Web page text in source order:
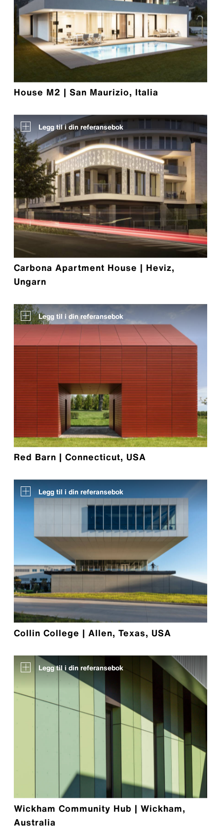
House M2 | San Maurizio, Italia
Legg til i din referansebok
Carbona Apartment House | Heviz,
Ungarn
Legg til i din referansebok
Red Barn | Connecticut, USA
Legg til i din referansebok
Collin College | Allen, Texas, USA
Legg til i din referansebok
Wickham Community Hub | Wickham,
Australia